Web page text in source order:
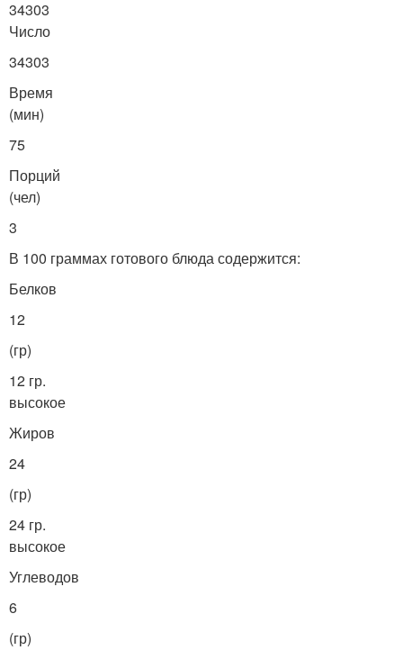
34303
Число
34303
Время
(мин)
75
Порций
(чел)
3
В 100 граммах готового блюда содержится:
Белков
12
(гр)
12 гр.
высокое
Жиров
24
(гр)
24 гр.
высокое
Углеводов
6
(гр)